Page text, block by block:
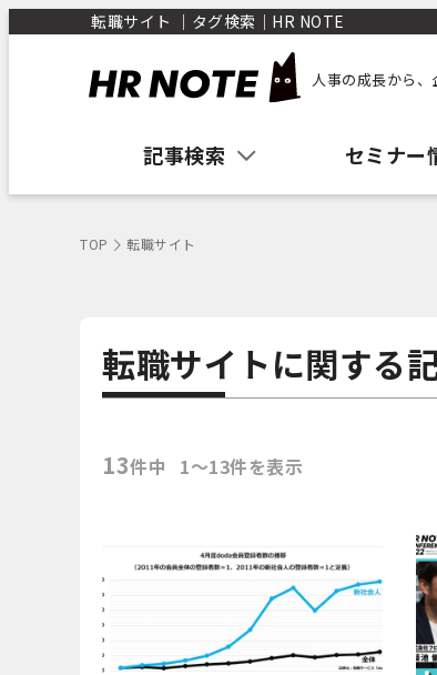
転職サイト ｜タグ検索｜HR NOTE
人事の成長から
記事検索 セミナー
TOP 転職サイト
転職サイトに関する
13件中 1〜13件を表示